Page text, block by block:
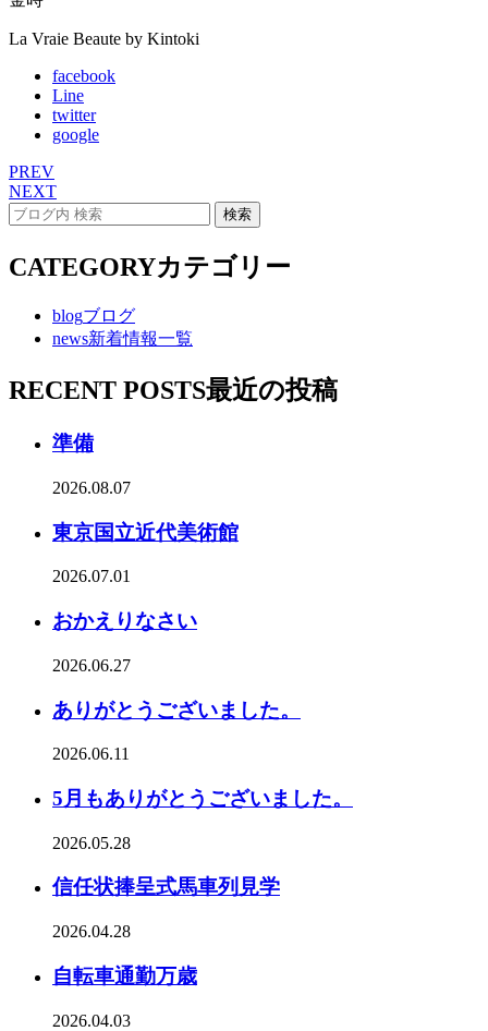
La Vraie Beaute by Kintoki
facebook
Line
twitter
google
PREV
NEXT
CATEGORYカテゴリー
blogブログ
news新着情報一覧
RECENT POSTS最近の投稿
準備
2026.08.07
東京国立近代美術館
2026.07.01
おかえりなさい
2026.06.27
ありがとうございました。
2026.06.11
5月もありがとうございました。
2026.05.28
信任状捧呈式馬車列見学
2026.04.28
自転車通勤万歳
2026.04.03